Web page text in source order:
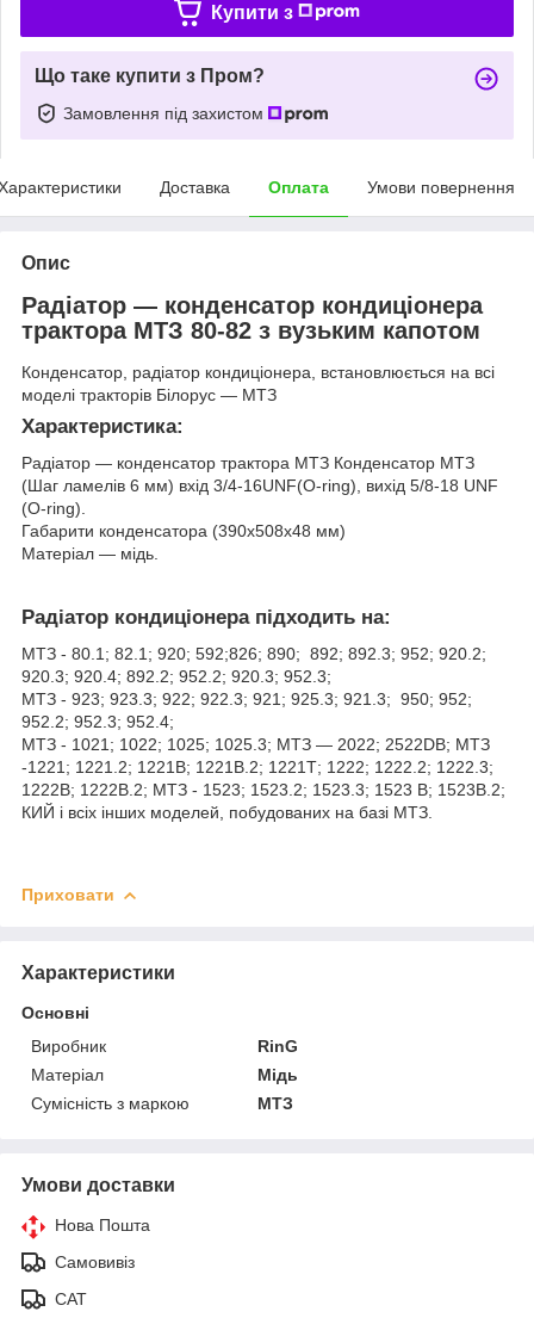
Купити з
Що таке купити з Пром?
Замовлення під захистом
Доставка Оплата Умови повернення
Опис
Радіатор — конденсатор кондиціонера
трактора МТЗ 80-82 з вузьким капотом
Конденсатор, радіатор кондиціонера, встановлюється на всі
моделі тракторів Білорус — МТЗ
Характеристика:
Радіатор — конденсатор трактора МТЗ Конденсатор МТЗ
(Шаг ламелів 6 мм) вхід 3/4-16UNF(O-ring), вихід 5/8-18 UNF
(O-ring).
Габарити конденсатора (390x508x48 мм)
Матеріал — мідь.
Радіатор кондиціонера підходить на:
МТЗ - 80.1; 82.1; 920; 592;826; 890; 892; 892.3; 952; 920.2;
920.3; 920.4; 892.2; 952.2; 920.3; 952.3;
МТЗ - 923; 923.3; 922; 922.3; 921; 925.3; 921.3; 950; 952;
952.2; 952.3; 952.4;
МТЗ - 1021; 1022; 1025; 1025.3; МТЗ — 2022; 2522DB; МТЗ
-1221; 1221.2; 1221В; 1221В.2; 1221Т; 1222; 1222.2; 1222.3;
1222В; 1222В.2; МТЗ - 1523; 1523.2; 1523.3; 1523 В; 1523В.2;
КИЙ і всіх інших моделей, побудованих на базі МТЗ.
Приховати
Характеристики
Основні
Виробник
RinG
Матеріал
Мідь
Сумісність з маркою
МТЗ
Умови доставки
Нова Пошта
Самовивіз
САТ